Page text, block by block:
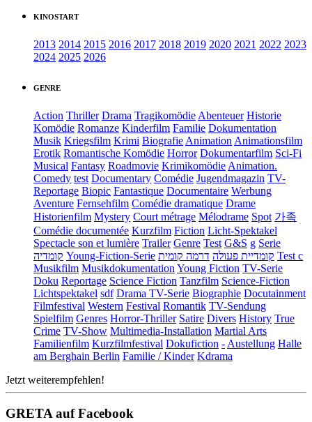
KINOSTART
2013 2014 2015 2016 2017 2018 2019 2020 2021 2022 2023
2024 2025 2026
GENRE
Action Thriller Drama Tragikomödie Abenteuer Historie
Komödie Romanze Kinderfilm Familie Dokumentation
Musik Kriegsfilm Krimi Biografie Animation Animationsfilm
Erotik Romantische Komödie Horror Dokumentarfilm Sci-Fi
Musical Fantasy Roadmovie Krimikomödie Animation.
Comedy test Documentary Comédie Jugendmagazin TV-
Reportage Biopic Fantastique Documentaire Werbung
Aventure Fernsehfilm Comédie dramatique Drame
Historienfilm Mystery Court métrage Mélodrame Spot 가족
Comédie documentée Kurzfilm Fiction Licht-Spektakel
Spectacle son et lumière Trailer Genre Test G&S g Serie
קומדיה Young-Fiction-Serie קומדיית פעולה דרמה קומית
Test c
Musikfilm Musikdokumentation Young Fiction TV-Serie
Doku Reportage Science Fiction Tanzfilm Science-Fiction
Lichtspektakel sdf Drama TV-Serie Biographie Docutainment
Filmfestival Western Festival Romantik TV-Sendung
Spielfilm Genres Horror-Thriller Satire Divers History True
Crime TV-Show Multimedia-Installation Martial Arts
Familienfilm Kurzfilmfestival Dokufiction - Austellung Halle
am Berghain Berlin Familie / Kinder Kdrama
Jetzt weiterempfehlen!
GRETA auf Facebook